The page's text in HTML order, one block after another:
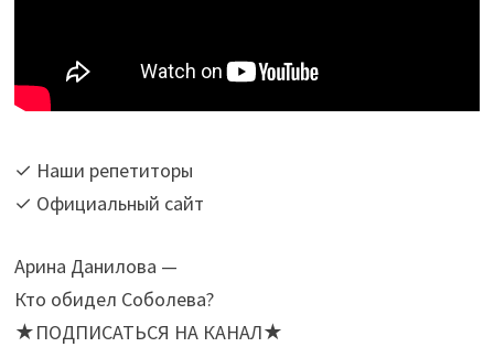
✓ Наши репетиторы
✓ Официальный сайт
Арина Данилова —
Кто обидел Соболева?
★ПОДПИСАТЬСЯ НА КАНАЛ★